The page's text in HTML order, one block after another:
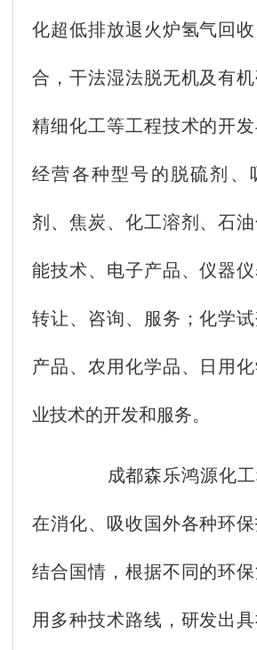
化超低排放退火炉氢气回
合，干法湿法脱无机及有机
精细化工等工程技术的开
经营各种型号的脱硫剂、
剂、焦炭、化工溶剂、石
能技术、电子产品、仪器仪
转让、咨询、服务；化学
产品、农用化学品、日用
业技术的开发和服务。
成都森乐鸿源化工
在消化、吸收国外各种环
结合国情，根据不同的环
用多种技术路线，研发出